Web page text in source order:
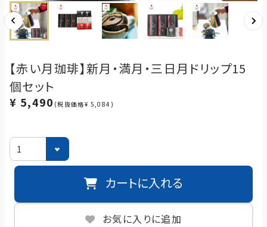
【赤い月珈琲】新月・満月・三日月ドリップ15
個セット
¥ 5,490 (税抜価格¥ 5,084)
カートに入れる
お気に入りに追加